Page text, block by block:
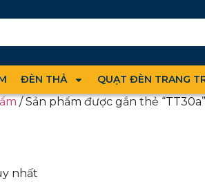
ĐÈN THẢ QUẠT ĐÈN TRANG
/ Sản phẩm được gắn thẻ “TT30a”
nhất